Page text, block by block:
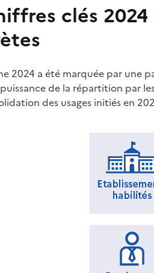
clés
2024 a été marquée par une
de la répartition par
des usages initiés en